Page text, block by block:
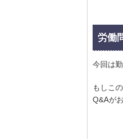
労働
今回は
もしこ
Q&Aが